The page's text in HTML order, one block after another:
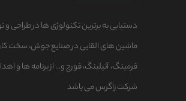
دستیابی به برترین تکنولوژی ها در طراحی و
ماشین های القایی در صنایع جوش، سخت
فرمینگ، آنیلینگ، فورج و... از برنامه ها و
شرکت زاگرس می باشد